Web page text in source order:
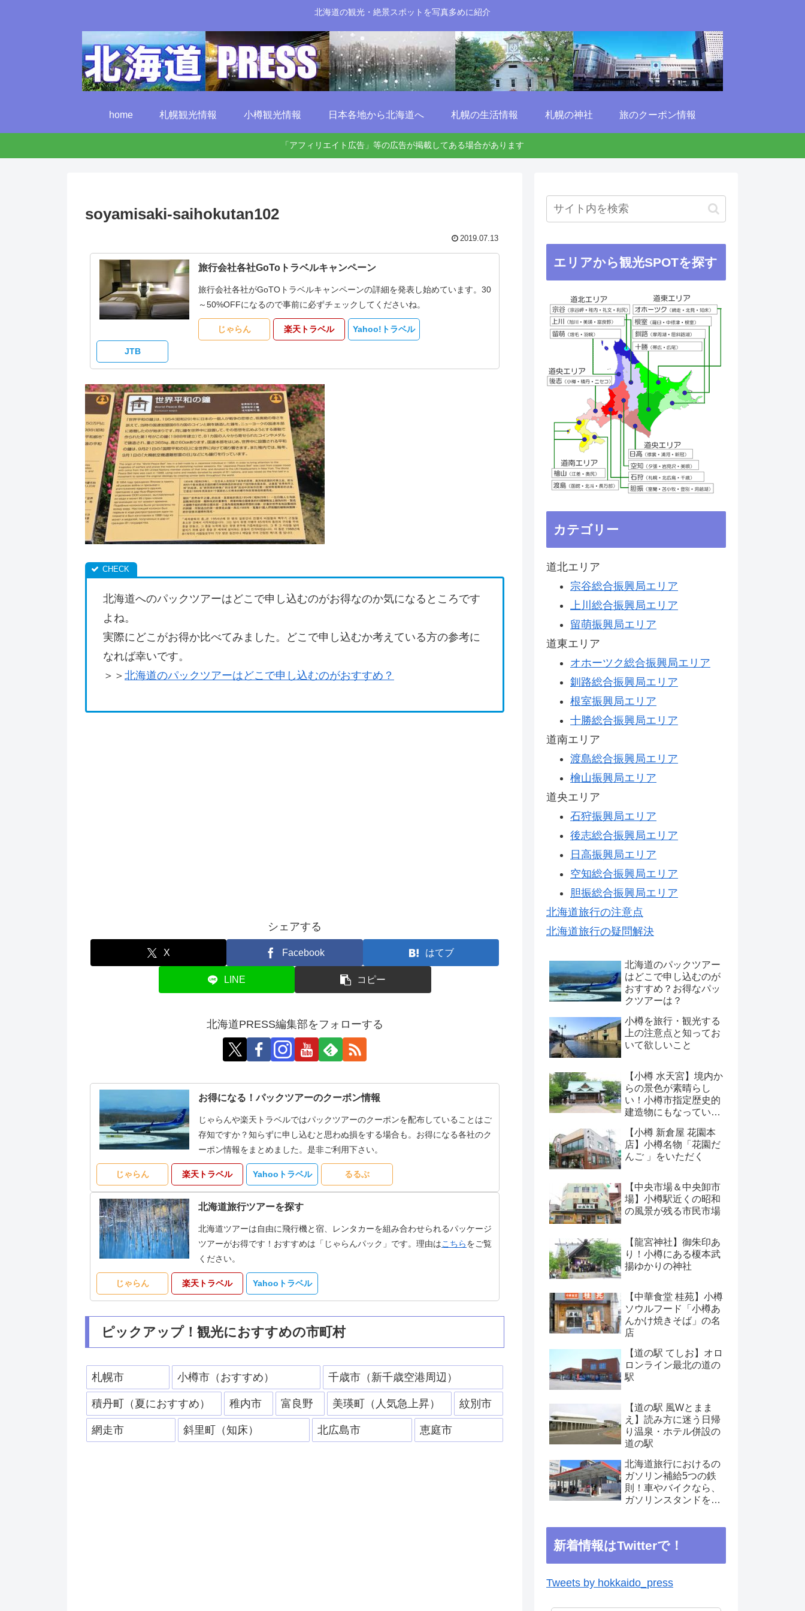
北海道の観光・絶景スポットを写真多めに紹介
home 札幌観光情報 小樽観光情報 日本各地から北海道へ 札幌の生活情報 札幌の神社 旅のクーポン情報
「アフィリエイト広告」等の広告が掲載してある場合があります
soyamisaki-saihokutan102
2019.07.13
旅行会社各社GoToトラベルキャンペーン
旅行会社各社がGoTOトラベルキャンペーンの詳細を発表し始めています。30
～50%OFFになるので事前に必ずチェックしてくださいね。
じゃらん 楽天トラベル Yahoo!トラベル
JTB
北海道へのパックツアーはどこで申し込むのがお得なのか気になるところです
よね。
実際にどこがお得か比べてみました。どこで申し込むか考えている方の参考に
なれば幸いです。
＞＞ 北海道のパックツアーはどこで申し込むのがおすすめ？
シェアする
X Facebook はてブ
LINE コピー
北海道PRESS編集部をフォローする
お得になる！パックツアーのクーポン情報
じゃらんや楽天トラベルではパックツアーのクーポンを配布していることはご
存知ですか？知らずに申し込むと思わぬ損をする場合も。お得になる各社のク
ーポン情報をまとめました。是非ご利用下さい。
じゃらん 楽天トラベル Yahooトラベル るるぶ
北海道旅行ツアーを探す
北海道ツアーは自由に飛行機と宿、レンタカーを組み合わせられるパッケージ
ツアーがお得です！おすすめは「じゃらんパック」です。理由はこちらをご覧
ください。
じゃらん 楽天トラベル Yahooトラベル
ピックアップ！観光におすすめの市町村
札幌市 小樽市（おすすめ） 千歳市（新千歳空港周辺）
積丹町（夏におすすめ） 稚内市 富良野 美瑛町（人気急上昇） 紋別市
網走市 斜里町（知床） 北広島市 恵庭市
エリアから観光SPOTを探す
カテゴリー
道北エリア
宗谷総合振興局エリア
上川総合振興局エリア
留萌振興局エリア
道東エリア
オホーツク総合振興局エリア
釧路総合振興局エリア
根室振興局エリア
十勝総合振興局エリア
道南エリア
渡島総合振興局エリア
檜山振興局エリア
道央エリア
石狩振興局エリア
後志総合振興局エリア
日高振興局エリア
空知総合振興局エリア
胆振総合振興局エリア
北海道旅行の注意点
北海道旅行の疑問解決
北海道のパックツアー
はどこで申し込むのが
おすすめ？お得なパッ
クツアーは？
小樽を旅行・観光する
上の注意点と知ってお
いて欲しいこと
【小樽 水天宮】境内か
らの景色が素晴らし
い！小樽市指定歴史的
建造物にもなっている
【小樽 新倉屋 花園本
店】小樽名物「花園だ
んご 」をいただく
【中央市場＆中央卸市
場】小樽駅近くの昭和
の風景が残る市民市場
【龍宮神社】御朱印あ
り！小樽にある榎本武
揚ゆかりの神社
【中華食堂 桂苑】小樽
ソウルフード「小樽あ
んかけ焼きそば」の名
店
【道の駅 てしお】オロ
ロンライン最北の道の
駅
【道の駅 風Wとまま
え】読み方に迷う日帰
り温泉・ホテル併設の
道の駅
北海道旅行におけるの
ガソリン補給5つの鉄
則！車やバイクなら、
ガソリンスタンドを見
新着情報はTwitterで！
Tweets by hokkaido_press